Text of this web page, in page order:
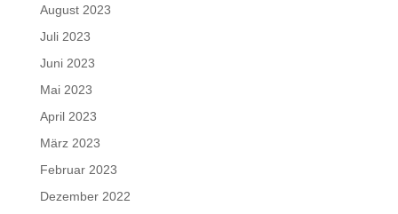
August 2023
Juli 2023
Juni 2023
Mai 2023
April 2023
März 2023
Februar 2023
Dezember 2022